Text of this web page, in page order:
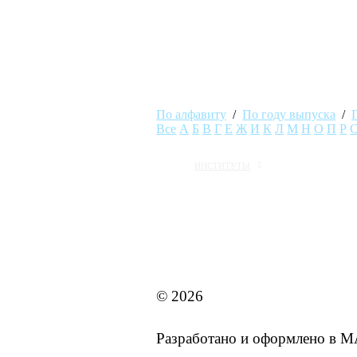
По алфавиту /По году выпуска /
Все А Б В Г Е Ж И К Л М Н О П Р С
© 2026
Разработано и оформлено в